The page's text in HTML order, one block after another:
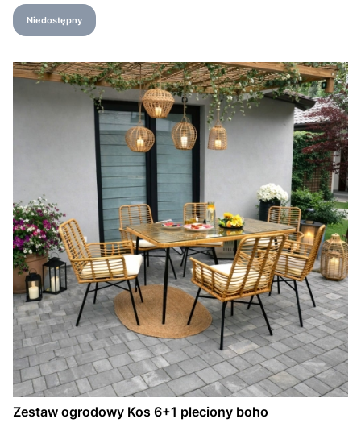
Niedostępny
Zestaw ogrodowy Kos 6+1 pleciony boho